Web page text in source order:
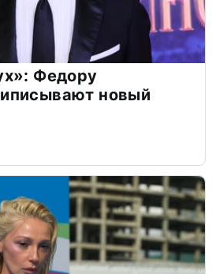
Федору
новый